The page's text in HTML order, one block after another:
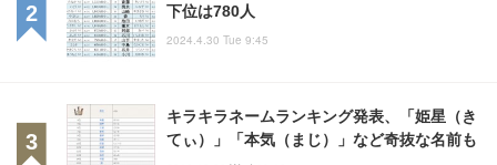
下位は780人
2024.4.30 Tue 9:45
キラキラネームランキング発表、「姫星（き
てぃ）」「本気（まじ）」など奇抜な名前も